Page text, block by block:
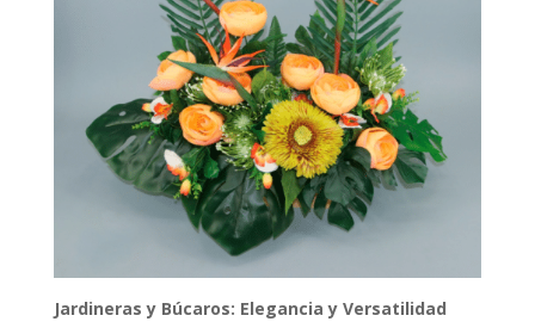
Jardineras y Búcaros: Elegancia y Versatilidad